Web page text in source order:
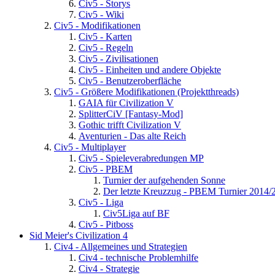
Civ5 - Storys
Civ5 - Wiki
Civ5 - Modifikationen
Civ5 - Karten
Civ5 - Regeln
Civ5 - Zivilisationen
Civ5 - Einheiten und andere Objekte
Civ5 - Benutzeroberfläche
Civ5 - Größere Modifikationen (Projektthreads)
GAIA für Civilization V
SplitterCiV [Fantasy-Mod]
Gothic trifft Civilization V
Aventurien - Das alte Reich
Civ5 - Multiplayer
Civ5 - Spieleverabredungen MP
Civ5 - PBEM
Turnier der aufgehenden Sonne
Der letzte Kreuzzug - PBEM Turnier 2014/
Civ5 - Liga
Civ5Liga auf BF
Civ5 - Pitboss
Sid Meier's Civilization 4
Civ4 - Allgemeines und Strategien
Civ4 - technische Problemhilfe
Civ4 - Strategie